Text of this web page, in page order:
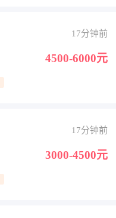
17分钟前
4500-6000元
17分钟前
3000-4500元